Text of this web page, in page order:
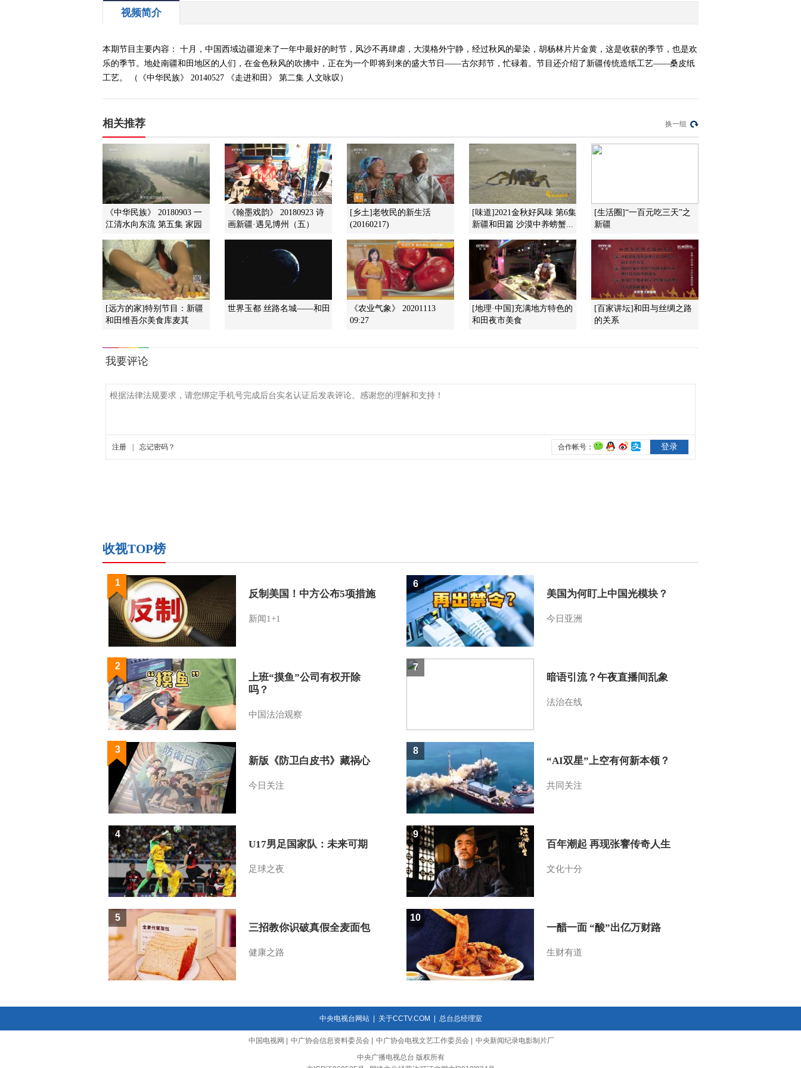
视频简介
本期节目主要内容： 十月，中国西域边疆迎来了一年中最好的时节，风沙不再肆虐，大漠格外宁静，经过秋风的晕染，胡杨林片片金黄，这是收获的季节，也是欢
乐的季节。地处南疆和田地区的人们，在金色秋风的吹拂中，正在为一个即将到来的盛大节日——古尔邦节，忙碌着。节目还介绍了新疆传统造纸工艺——桑皮纸
工艺。 （《中华民族》 20140527 《走进和田》 第二集 人文咏叹）
相关推荐 换一组
《中华民族》 20180903 一
江清水向东流 第五集 家园
《翰墨戏韵》 20180923 诗
画新疆·遇见博州（五）
[乡土]老牧民的新生活
(20160217)
[味道]2021金秋好风味 第6集
新疆和田篇 沙漠中养螃蟹...
[生活圈]“一百元吃三天”之
新疆
[远方的家]特别节目：新疆
和田维吾尔美食库麦其
世界玉都 丝路名城——和田
《农业气象》 20201113
09:27
[地理·中国]充满地方特色的
和田夜市美食
[百家讲坛]和田与丝绸之路
的关系
收视TOP榜
反制美国！中方公布5项措施
新闻1+1
1
上班“摸鱼”公司有权开除
吗？
中国法治观察
2
新版《防卫白皮书》藏祸心
今日关注
3
U17男足国家队：未来可期
足球之夜
4
三招教你识破真假全麦面包
健康之路
5
美国为何盯上中国光模块？
今日亚洲
6
暗语引流？午夜直播间乱象
法治在线
7
“AI双星”上空有何新本领？
共同关注
8
百年潮起 再现张謇传奇人生
文化十分
9
一醋一面 “酸”出亿万财路
生财有道
10
中央电视台网站| 关于CCTV.COM 总台总经理室
中国电视网 中广协会信息资料委员会 中广协会电视文艺工作委员会
中央新闻纪录电影制片厂
中央广播电视总台 版权所有